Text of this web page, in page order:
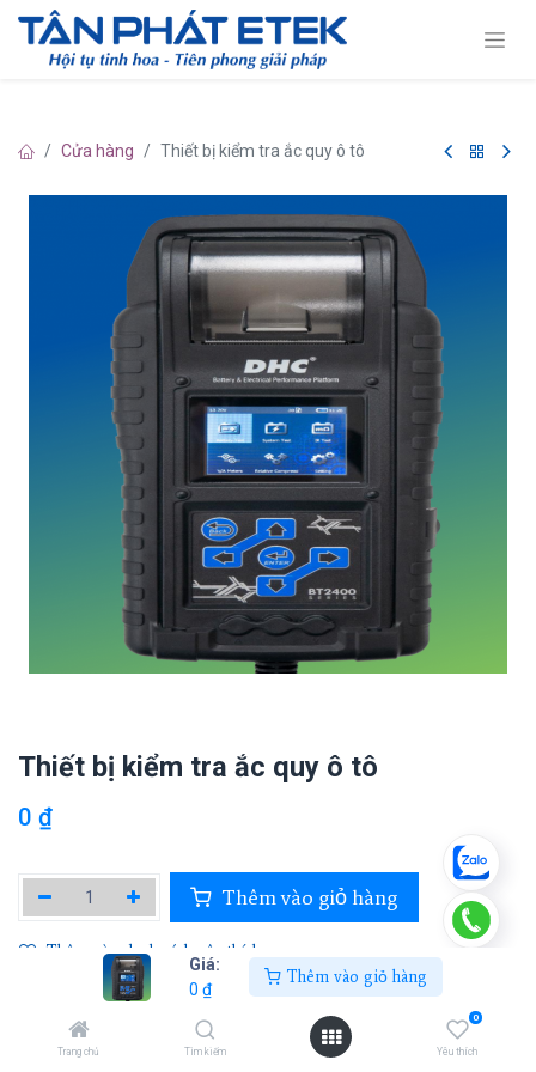
Giá:
0 ₫
Thêm vào giỏ hàng
Trang chủ Tìm kiếm
0
Yêu thích
Cửa hàng Thiết bị kiểm tra ắc quy ô tô
Thiết bị kiểm tra ắc quy ô tô
0 ₫
Thêm vào giỏ hàng
Thêm vào danh sách yêu thích